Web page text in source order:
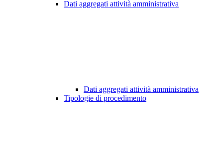
Dati aggregati attività amministrativa
Dati aggregati attività amministrativa
Tipologie di procedimento